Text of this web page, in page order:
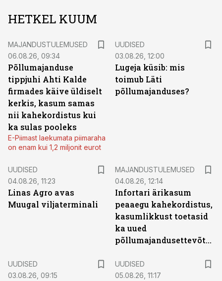
HETKEL KUUM
MAJANDUSTULEMUSED
06.08.26, 09:34
Põllumajanduse
tippjuhi Ahti Kalde
firmades käive üldiselt
kerkis, kasum samas
nii kahekordistus kui
ka sulas pooleks
E-Piimast laekumata piimaraha
on enam kui 1,2 miljonit eurot
UUDISED
03.08.26, 12:00
Lugeja küsib: mis
toimub Läti
põllumajanduses?
UUDISED
04.08.26, 11:23
Linas Agro avas
Muugal viljaterminali
MAJANDUSTULEMUSED
04.08.26, 12:14
Infortari ärikasum
peaaegu kahekordistus,
kasumlikkust toetasid
ka uued
põllumajandusettevõtted
UUDISED
03.08.26, 09:15
UUDISED
05.08.26, 11:17